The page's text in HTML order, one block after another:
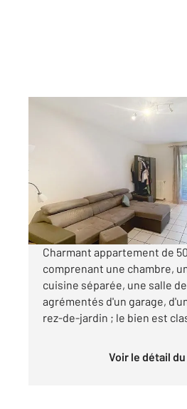
Appartement T2 à
764 €
par mois charges comprises
Charmant appartement de
comprenant une chambre,
cuisine séparée, une salle
agrémentés d'un garage,
rez-de-jardin ; le bien est
Voir le détail